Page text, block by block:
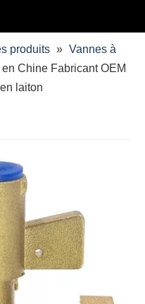
produits » Vannes à
Chine Fabricant OEM
laiton